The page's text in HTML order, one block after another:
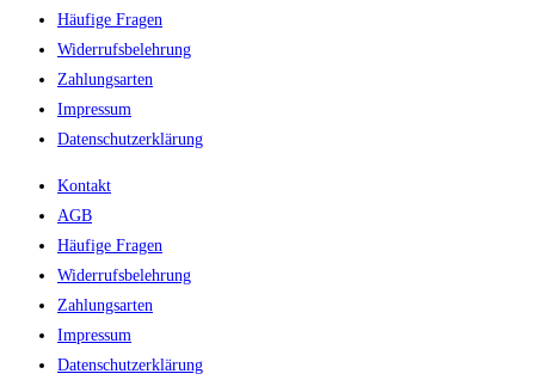
Häufige Fragen
Widerrufsbelehrung
Zahlungsarten
Impressum
Datenschutzerklärung
Kontakt
AGB
Häufige Fragen
Widerrufsbelehrung
Zahlungsarten
Impressum
Datenschutzerklärung